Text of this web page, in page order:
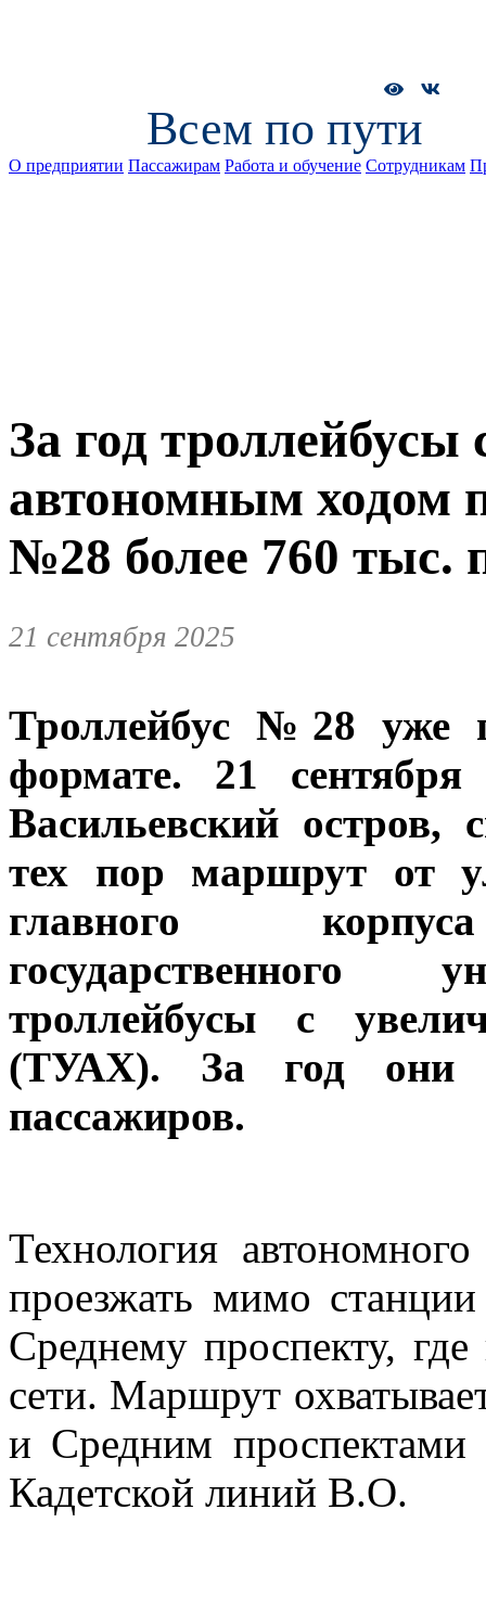
Всем по пути
О предприятии Пассажирам Работа и обучение Сотрудникам
За год
автономным ходом
№28 более 760 тыс.
21 сентября 2025
Троллейбус №28 уже
формате. 21
Васильевский остров,
тех пор маршрут от
главного корпуса
государственного
троллейбусы с
(ТУАХ). За год они
пассажиров.
Технология
проезжать мимо
Среднему проспекту,
сети. Маршрут
и Средним
Кадетской линий В.О.